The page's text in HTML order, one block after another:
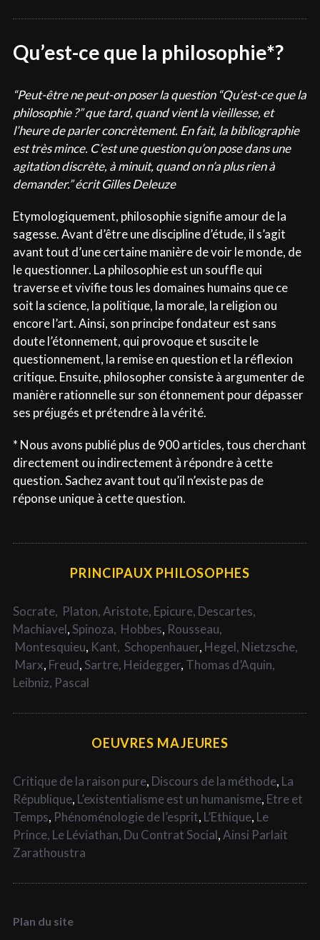
Qu’est-ce que la philosophie*?
“Peut-être ne peut-on poser la question “Qu’est-ce que la
philosophie ?” que tard, quand vient la vieillesse, et
l’heure de parler concrètement. En fait, la bibliographie
est très mince. C’est une question qu’on pose dans une
agitation discrète, à minuit, quand on n’a plus rien à
demander.” écrit Gilles Deleuze
Etymologiquement, philosophie signifie amour de la
sagesse. Avant d’être une discipline d’étude, il s’agit
avant tout d’une certaine manière de voir le monde, de
le questionner. La philosophie est un souffle qui
traverse et vivifie tous les domaines humains que ce
soit la science, la politique, la morale, la religion ou
encore l’art. Ainsi, son principe fondateur est sans
doute l’étonnement, qui provoque et suscite le
questionnement, la remise en question et la réflexion
critique. Ensuite, philosopher consiste à argumenter de
manière rationnelle sur son étonnement pour dépasser
ses préjugés et prétendre à la vérité.
* Nous avons publié plus de 900 articles, tous cherchant
directement ou indirectement à répondre à cette
question. Sachez avant tout qu’il n’existe pas de
réponse unique à cette question.
PRINCIPAUX PHILOSOPHES
Socrate, Platon,Aristote, Epicure, Descartes,
Machiavel,Spinoza, Hobbes, Rousseau,
Montesquieu, Kant, Schopenhauer, Hegel, Nietzsche,
Marx, Freud,Sartre, Heidegger, Thomas d’Aquin,
Leibniz, Pascal
OEUVRES MAJEURES
Critique de la raison pure, Discours de la méthode, La
République, L’existentialisme est un humanisme, Etre et
Temps, Phénoménologie de l’esprit, L’Ethique, Le
Prince, Le Léviathan, Du Contrat Social,Ainsi Parlait
Zarathoustra
Plan du site